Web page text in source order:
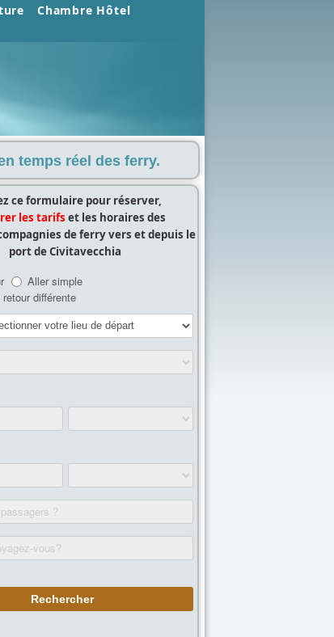
Chambre Hôtel
temps réel des ferry.
ce formulaire pour réserver,
les tarifs et les horaires des
de ferry vers et depuis le
port de Civitavecchia